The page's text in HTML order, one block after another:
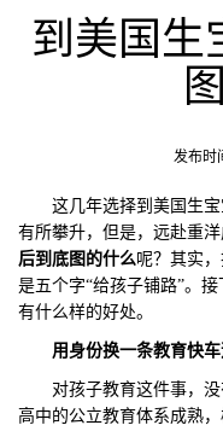
估
市
合
到美国生
发布时
这几年选择到美国生宝
有所攀升，但是，远赴重
后到底图的什么呢？其实
是五个字“给孩子铺路”。
有什么样的好处。
用身份换一条教育快
对孩子教育这件事，没
高中的公立教育体系成熟